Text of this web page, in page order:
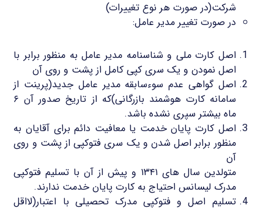
شرکت(در صورت هر نوع تغییرات)
در صورت تغییر مدیر عامل:
اصل کارت ملی و شناسنامه مدیر عامل به منظور برابر با
اصل نمودن و یک سری کپی کامل از پشت و روی آن
اصل گواهی عدم سوءسابقه مدیر عامل جدید(پرینت از
سامانه کارت هوشمند بازرگانی)که از تاریخ صدور آن ۶
ماه بیشتر سپری نشده باشد.
اصل کارت پایان خدمت یا معافیت دائم برای آقایان به
منظور برابر اصل شدن و یک سری فتوکپی از پشت و روی
آن
متولدین سال های ۱۳۴۱ و پیش از آن با تسلیم فتوکپی
مدرک لیسانس احتیاج به کارت پایان خدمت ندارند.
تسلیم اصل و فتوکپی مدرک تحصیلی با اعتبار(لااقل